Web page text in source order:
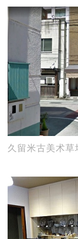
久留米古美术草